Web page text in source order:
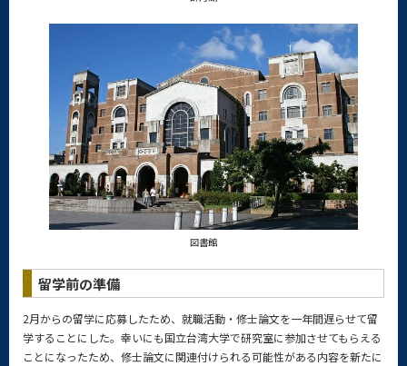
図書館
留学前の準備
2月からの留学に応募したため、就職活動・修士論文を一年間遅らせて留
学することにした。幸いにも国立台湾大学で研究室に参加させてもらえる
ことになったため、修士論文に関連付けられる可能性がある内容を新たに